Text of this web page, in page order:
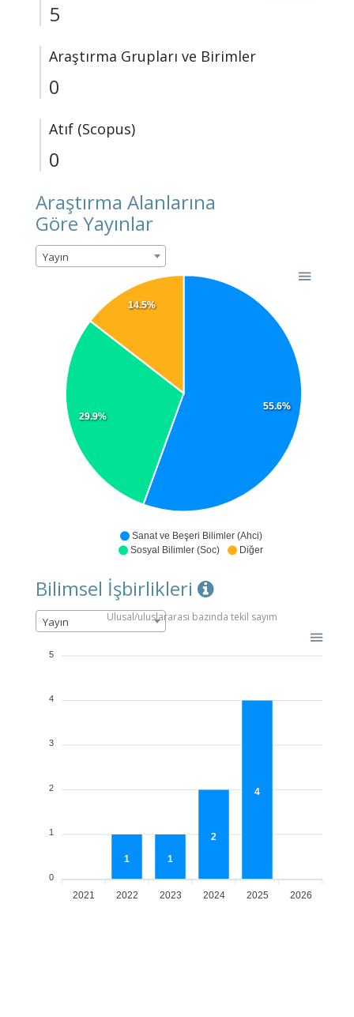
5
Araştırma Grupları ve Birimler
0
Atıf (Scopus)
0
Araştırma Alanlarına
Göre Yayınlar
Yayın
Sanat ve Beşeri Bilimler (Ahci)
Sosyal Bilimler (Soc)
Diğer
55.6%
29.9%
14.5%
Bilimsel İşbirlikleri
Yayın Ulusal/uluslararası bazında tekil sayım
2021 2022 2023 2024 2025 2026
1 1
2
4
5
4
3
2
1
0